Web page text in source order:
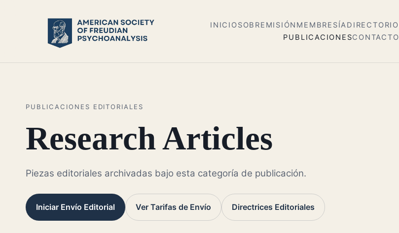
INICIOSOBRE MISIÓN MEMBRESÍADIRECTORIO
PUBLICACIONESCONTACTO
PUBLICACIONES EDITORIALES
Research Articles
Piezas editoriales archivadas bajo esta categoría de publicación.
Iniciar Envío Editorial Ver Tarifas de Envío Directrices Editoriales